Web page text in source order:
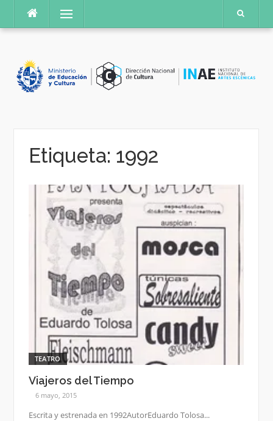
contenido
Menú
Etiqueta: 1992
TEATRO
Viajeros del Tiempo
6 mayo, 2015
Escrita y estrenada en 1992AutorEduardo Tolosa...